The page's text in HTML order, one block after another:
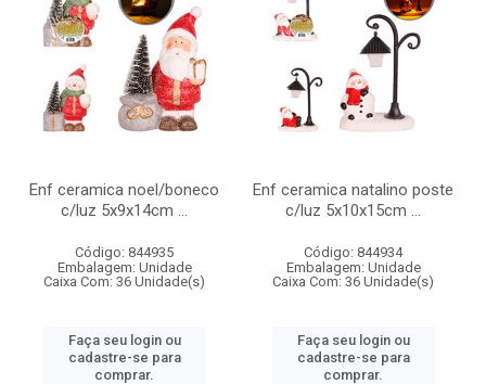
Enf ceramica noel/boneco
c/luz 5x9x14cm ...
Código: 844935
Embalagem: Unidade
Caixa Com: 36 Unidade(s)
Faça seu login ou
cadastre-se para
comprar.
Enf ceramica natalino poste
c/luz 5x10x15cm ...
Código: 844934
Embalagem: Unidade
Caixa Com: 36 Unidade(s)
Faça seu login ou
cadastre-se para
comprar.